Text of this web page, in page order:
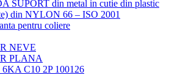
SUPORT din metal in cutie din plastic
din NYLON 66 – ISO 2001
pentru coliere
NEVE
PLANA
C10 2P 100126